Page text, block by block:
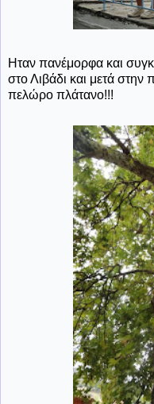
Ηταν πανέμορφα και
στο Λιβάδι και μετά
πελώρο πλάτανο!!!